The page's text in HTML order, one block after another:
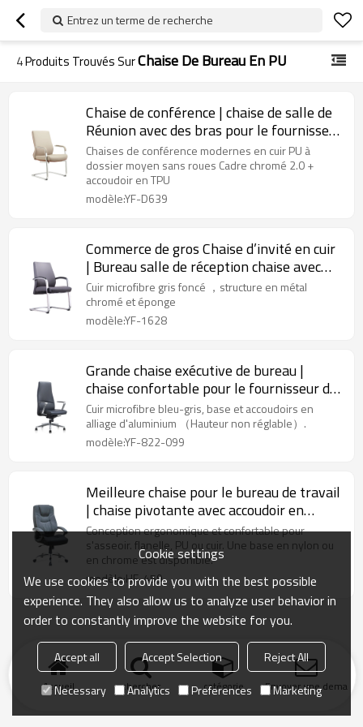
Entrez un terme de recherche
4Produits Trouvés SurChaise De Bureau En PU
Chaise de conférence | chaise de salle de
Réunion avec des bras pour le fournisseur
de bureau
Chaises de conférence modernes en cuir PU à
dossier moyen sans roues Cadre chromé 2.0 +
accoudoir en TPU
modèle:YF-D639
Commerce de gros Chaise d’invité en cuir
| Bureau salle de réception chaise avec
bras(YF-1628)
Cuir microfibre gris foncé ，structure en métal
chromé et éponge
modèle:YF-1628
Grande chaise exécutive de bureau |
chaise confortable pour le fournisseur de
bureau à la maison
Cuir microfibre bleu-gris, base et accoudoirs en
alliage d'aluminium （Hauteur non réglable）.
modèle:YF-822-099
Meilleure chaise pour le bureau de travail
| chaise pivotante avec accoudoir en
Nylon fournisseur
Conception ergonomique et confortable pour
s'asseoir. flanelle, PU ou cuir. Une base en nylon ou
en chrome est disponible.
modèle:HF-459
Accueil chercher catégorie Envoyer une
Cookie settings
We use cookies to provide you with the best possible
experience. They also allow us to analyze user behavior in
order to constantly improve the website for you.
Accept all Accept Selection
Reject All
Necessary
Analytics Preferences Marketing